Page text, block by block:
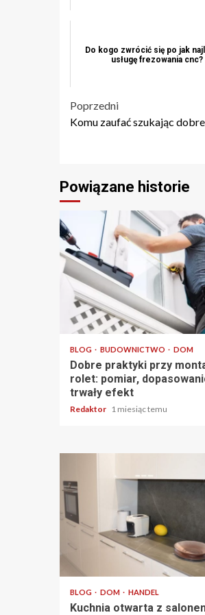
Do kogo zwrócić się po jak
usługę frezowania cnc?
Nawigacja
Poprzedni
Komu zaufać szukając
Powiązane historie
4 min odczytu
BLOG BUDOWNICTWO DOM
Dobre praktyki przy
rolet: pomiar,
trwały efekt
Redaktor 1 miesiąc temu
BLOG DOM HANDEL
Kuchnia otwarta z